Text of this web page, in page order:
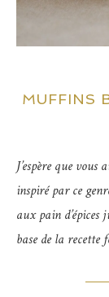
MUFFINS
J’espère que
inspiré par ce
aux pain
base de la